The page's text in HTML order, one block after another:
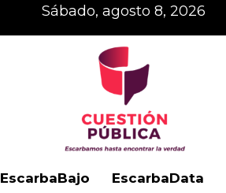
sábado, agosto 8, 2026
EscarbaBajo EscarbaData